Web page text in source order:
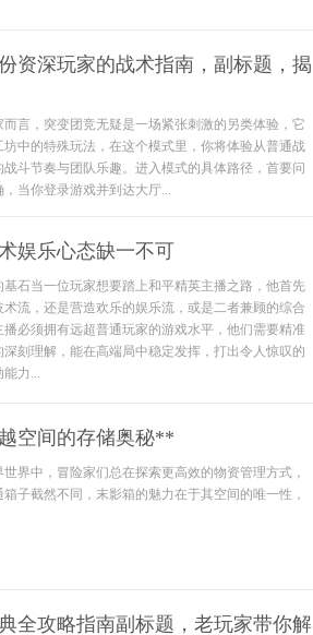
资深玩家的战术指南，副标题，揭
言，突变团竞无疑是一场紧张刺激的另类体验，它
中的特殊玩法，在这个模式里，你将体验从普通战
斗节奏与团队乐趣。进入模式的具体路径，首要问
当你登录游戏并到达大厅...
娱乐心态缺一不可
石当一位玩家想要踏上和平精英主播之路，他首先
流，还是营造欢乐的娱乐流，或是二者兼顾的综合
必须拥有远超普通玩家的游戏水平，他们需要精准
刻理解，能在高端局中稳定发挥，打出令人惊叹的
力...
空间的存储奥秘**
界中，冒险家们总在探索更高效的物资管理方式，
子截然不同，末影箱的魅力在于其空间的唯一性，
全攻略指南副标题，老玩家带你解